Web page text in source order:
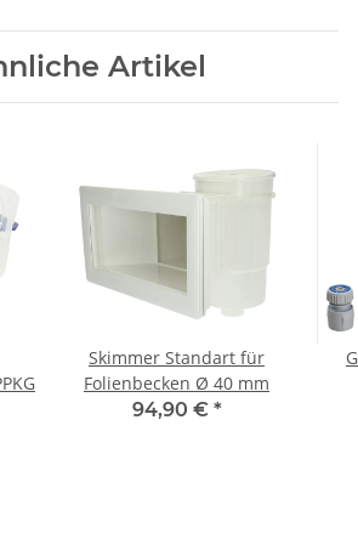
Artikel
Skimmer Standart für
Folienbecken Ø 40 mm
94,90 € *